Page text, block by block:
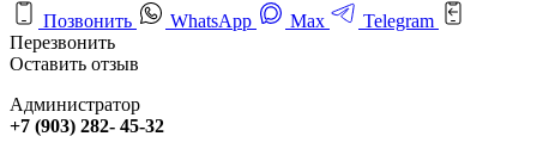
Позвонить
WhatsApp Max
Telegram
Перезвонить
Оставить отзыв
Администратор
+7 (903) 282- 45-32